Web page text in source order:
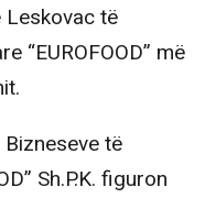
Leskovac të
“EUROFOOD” më
të
Sh.P.K. figuron